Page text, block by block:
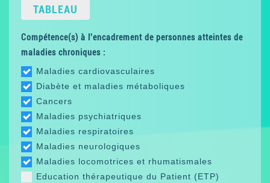
TABLEAU
Compétence(s) à l'encadrement de personnes atteintes de
maladies chroniques :
Maladies cardiovasculaires
Diabète et maladies métaboliques
Cancers
Maladies psychiatriques
Maladies respiratoires
Maladies neurologiques
Maladies locomotrices et rhumatismales
Education thérapeutique du Patient (ETP)